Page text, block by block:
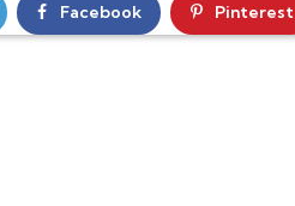
Facebook Pinterest